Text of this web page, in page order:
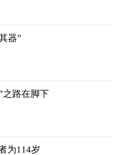
器”
之路在脚下
为114岁